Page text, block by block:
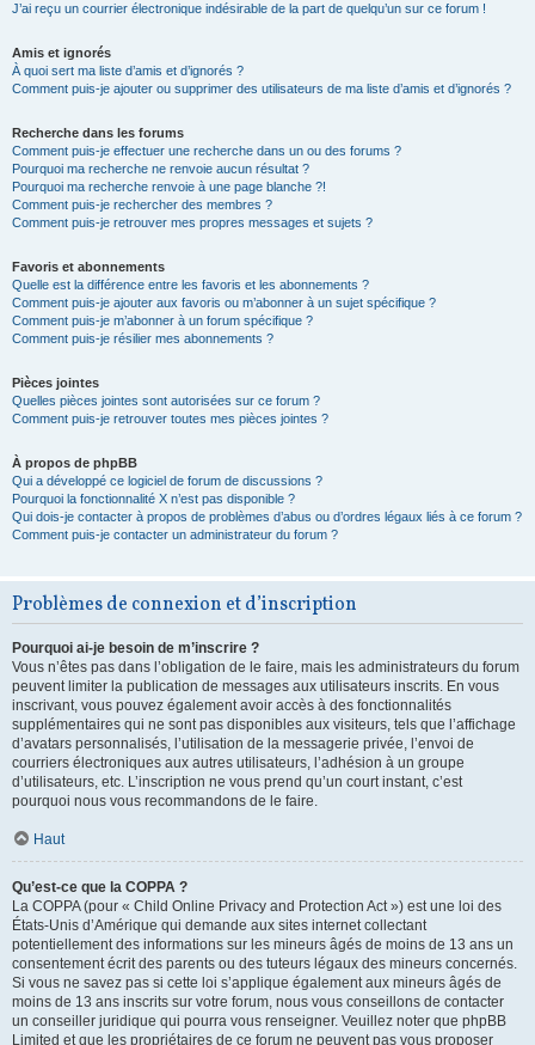
J’ai reçu un courrier électronique indésirable de la part de quelqu’un sur ce forum !
Amis et ignorés
À quoi sert ma liste d’amis et d’ignorés ?
Comment puis-je ajouter ou supprimer des utilisateurs de ma liste d’amis et d’ignorés ?
Recherche dans les forums
Comment puis-je effectuer une recherche dans un ou des forums ?
Pourquoi ma recherche ne renvoie aucun résultat ?
Pourquoi ma recherche renvoie à une page blanche ?!
Comment puis-je rechercher des membres ?
Comment puis-je retrouver mes propres messages et sujets ?
Favoris et abonnements
Quelle est la différence entre les favoris et les abonnements ?
Comment puis-je ajouter aux favoris ou m’abonner à un sujet spécifique ?
Comment puis-je m’abonner à un forum spécifique ?
Comment puis-je résilier mes abonnements ?
Pièces jointes
Quelles pièces jointes sont autorisées sur ce forum ?
Comment puis-je retrouver toutes mes pièces jointes ?
À propos de phpBB
Qui a développé ce logiciel de forum de discussions ?
Pourquoi la fonctionnalité X n’est pas disponible ?
Qui dois-je contacter à propos de problèmes d’abus ou d’ordres légaux liés à ce forum ?
Comment puis-je contacter un administrateur du forum ?
Problèmes de connexion et d’inscription
Pourquoi ai-je besoin de m’inscrire ?
Vous n’êtes pas dans l’obligation de le faire, mais les administrateurs du forum
peuvent limiter la publication de messages aux utilisateurs inscrits. En vous
inscrivant, vous pouvez également avoir accès à des fonctionnalités
supplémentaires qui ne sont pas disponibles aux visiteurs, tels que l’affichage
d’avatars personnalisés, l’utilisation de la messagerie privée, l’envoi de
courriers électroniques aux autres utilisateurs, l’adhésion à un groupe
d’utilisateurs, etc. L’inscription ne vous prend qu’un court instant, c’est
pourquoi nous vous recommandons de le faire.
Haut
Qu’est-ce que la COPPA ?
La COPPA (pour « Child Online Privacy and Protection Act ») est une loi des
États-Unis d’Amérique qui demande aux sites internet collectant
potentiellement des informations sur les mineurs âgés de moins de 13 ans un
consentement écrit des parents ou des tuteurs légaux des mineurs concernés.
Si vous ne savez pas si cette loi s’applique également aux mineurs âgés de
moins de 13 ans inscrits sur votre forum, nous vous conseillons de contacter
un conseiller juridique qui pourra vous renseigner. Veuillez noter que phpBB
Limited et que les propriétaires de ce forum ne peuvent pas vous proposer